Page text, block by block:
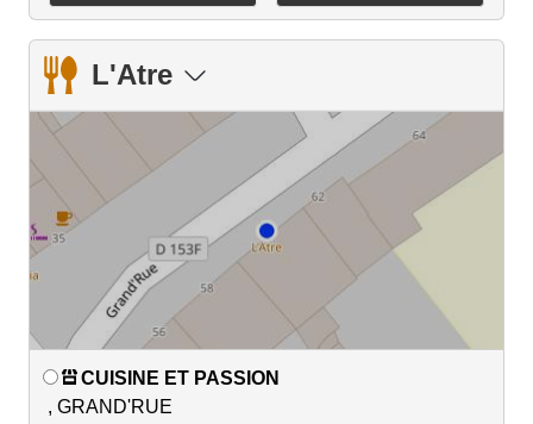
L'Atre
CUISINE ET PASSION
, GRAND'RUE